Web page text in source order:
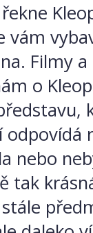
vám
Filmy a
o
odpovídá
nebo
tak